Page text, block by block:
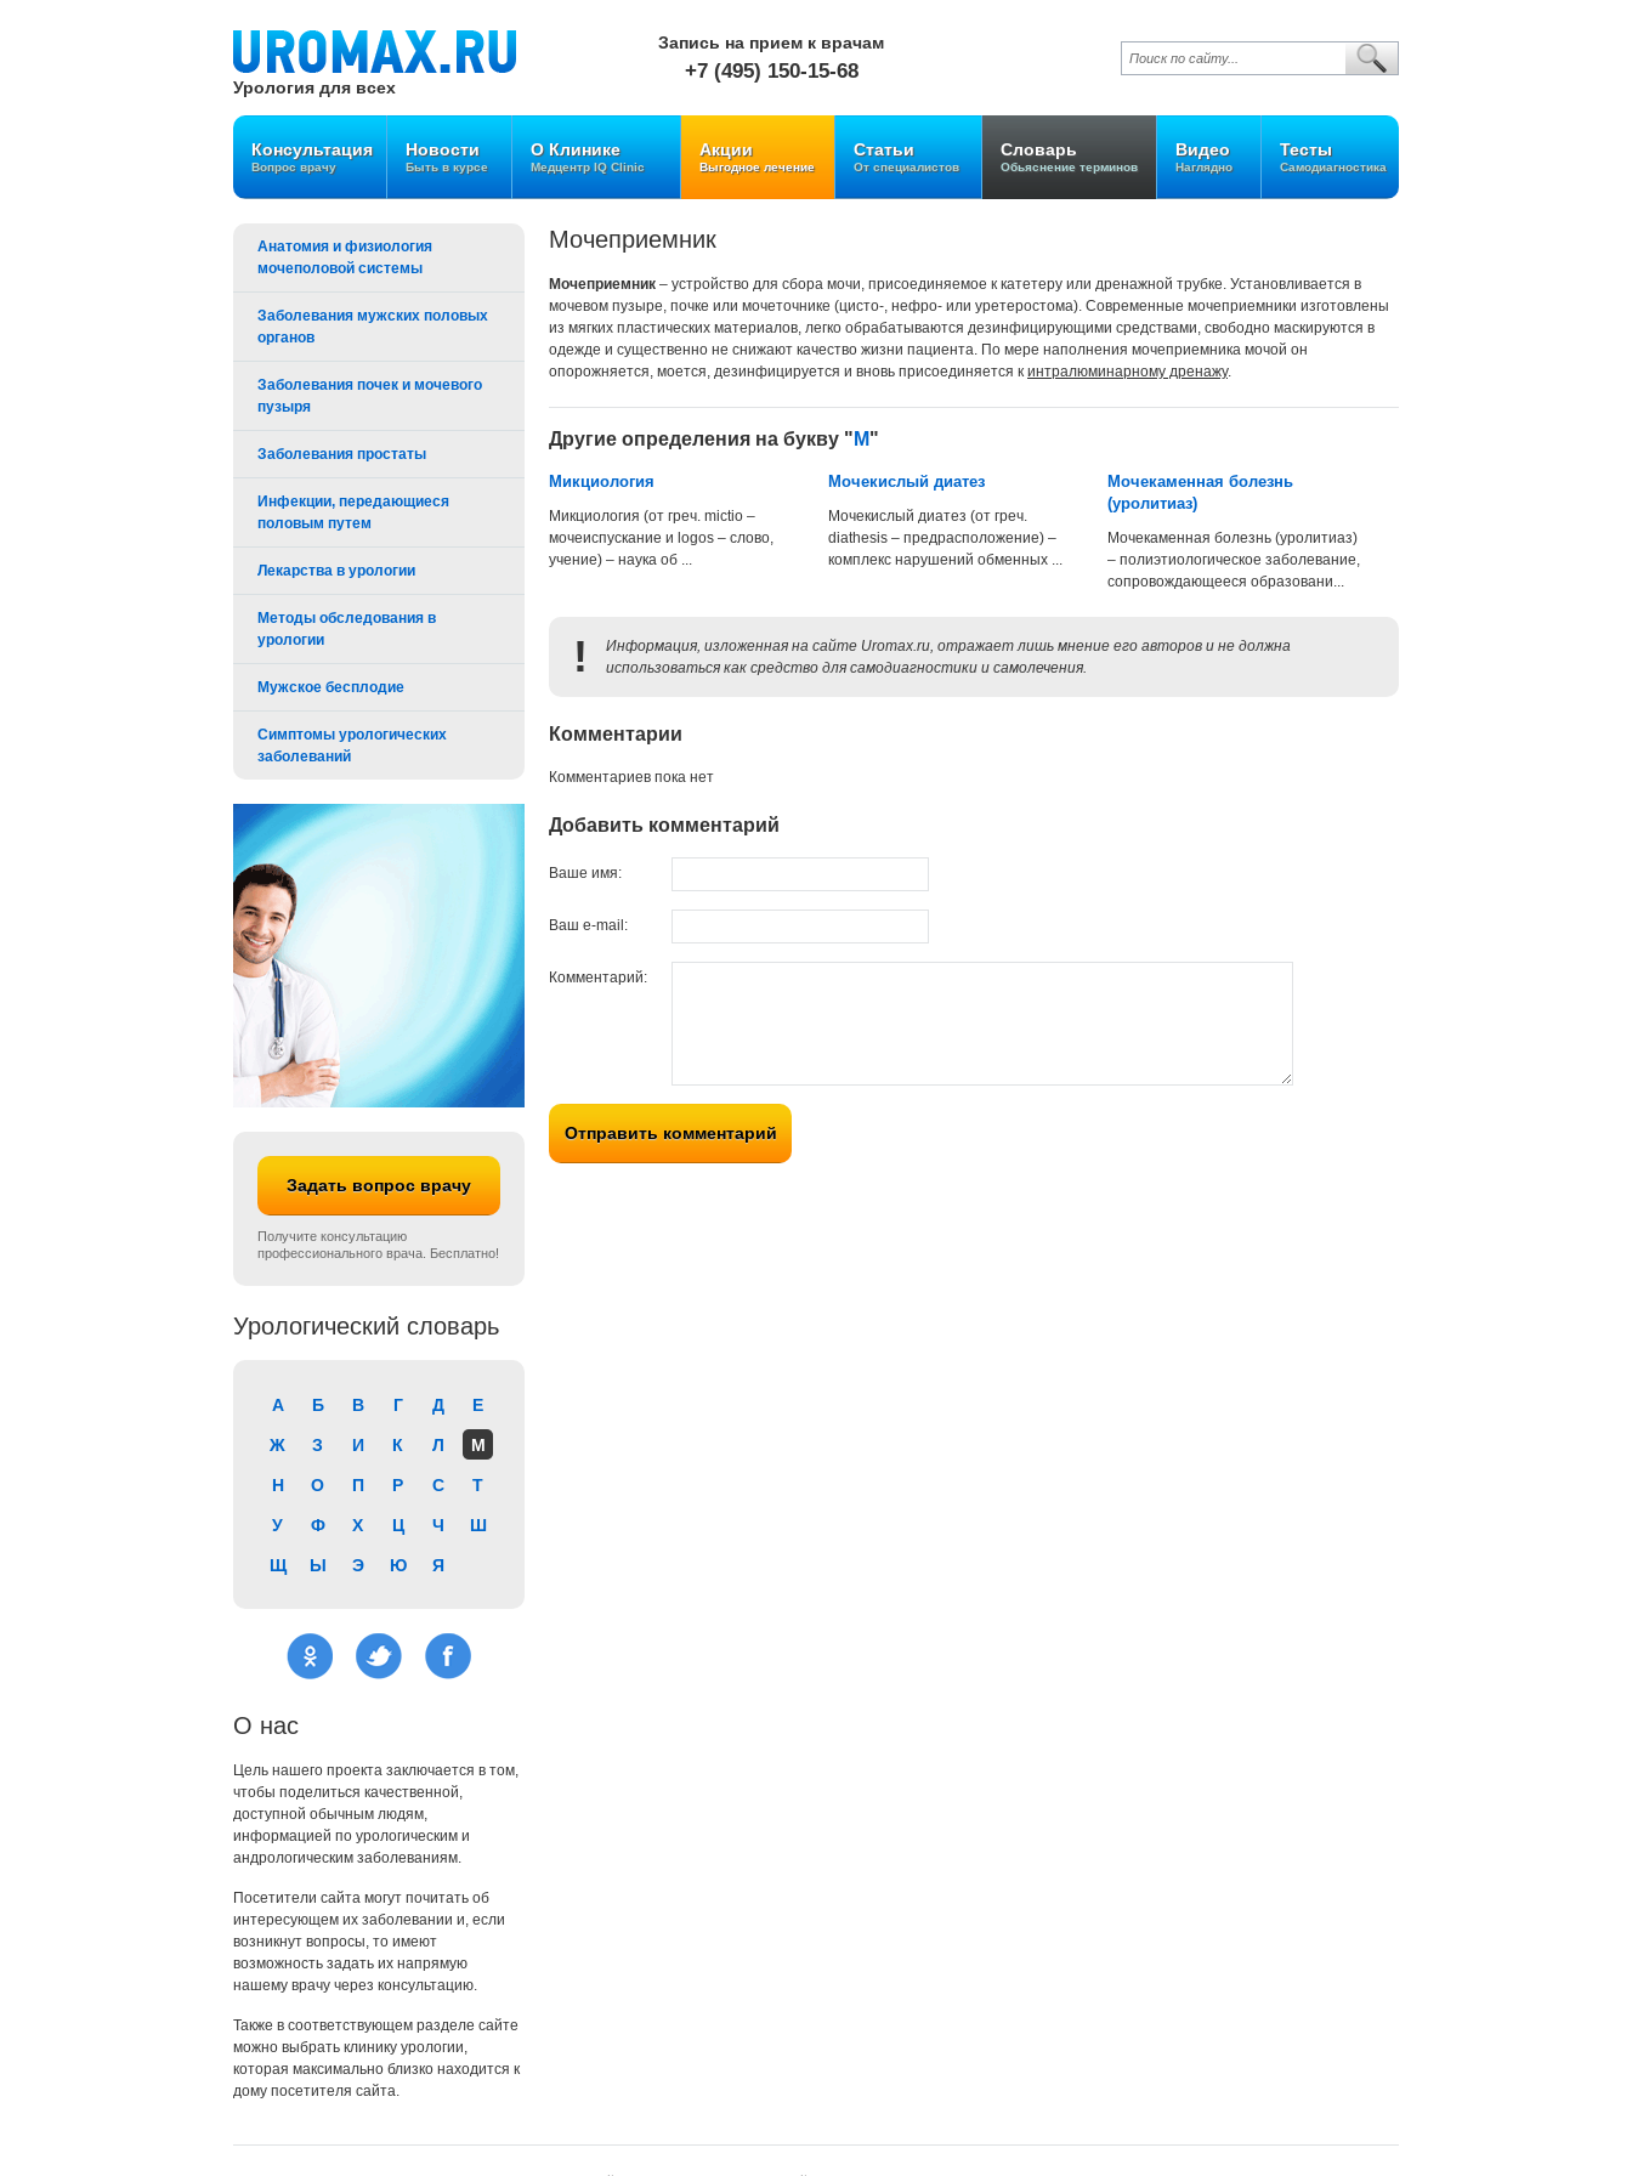
Урология для всех
Запись на прием к врачам
+7 (495) 150-15-68
Консультация
Вопрос врачу
Новости
Быть в курсе
О Клинике
Медцентр IQ Clinic
Акции
Выгодное лечение
Статьи
От специалистов
Словарь
Обьяснение терминов
Видео
Наглядно
Тесты
Самодиагностика
Анатомия и физиология
мочеполовой системы
Заболевания мужских половых
органов
Заболевания почек и мочевого
пузыря
Заболевания простаты
Инфекции, передающиеся
половым путем
Лекарства в урологии
Методы обследования в
урологии
Мужское бесплодие
Симптомы урологических
заболеваний
Задать вопрос врачу
Получите консультацию
профессионального врача. Бесплатно!
Урологический словарь
А Б В Г Д Е
Ж З И К Л М
Н О П Р С Т
У Ф Х Ц Ч Ш
Щ Ы Э Ю Я
О нас
Цель нашего проекта заключается в том,
чтобы поделиться качественной,
доступной обычным людям,
информацией по урологическим и
андрологическим заболеваниям.
Посетители сайта могут почитать об
интересующем их заболевании и, если
возникнут вопросы, то имеют
возможность задать их напрямую
нашему врачу через консультацию.
Также в соответствующем разделе сайте
можно выбрать клинику урологии,
которая максимально близко находится к
дому посетителя сайта.
Мочеприемник
Мочеприемник – устройство для сбора мочи, присоединяемое к катетеру или дренажной трубке. Установливается в
мочевом пузыре, почке или мочеточнике (цисто-, нефро- или уретеростома). Современные мочеприемники изготовлены
из мягких пластических материалов, легко обрабатываются дезинфицирующими средствами, свободно маскируются в
одежде и существенно не снижают качество жизни пациента. По мере наполнения мочеприемника мочой он
опорожняется, моется, дезинфицируется и вновь присоединяется к интралюминарному дренажу.
Другие определения на букву " М"
Микциология
Микциология (от греч. mictio –
мочеиспускание и logos – слово,
учение) – наука об ...
Мочекислый диатез
Мочекислый диатез (от греч.
diathesis – предрасположение) –
комплекс нарушений обменных ...
Мочекаменная болезнь
(уролитиаз)
Мочекаменная болезнь (уролитиаз)
– полиэтиологическое заболевание,
сопровождающееся образовани...
!
Информация, изложенная на сайте Uromax.ru, отражает лишь мнение его авторов и не должна
использоваться как средство для самодиагностики и самолечения.
Комментарии
Комментариев пока нет
Добавить комментарий
Ваше имя:
Ваш e-mail:
Комментарий:
Отправить комментарий